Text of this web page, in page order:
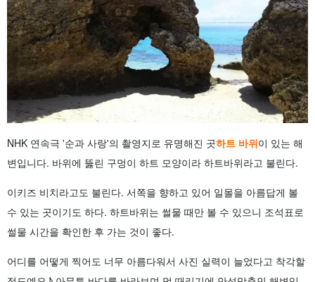
NHK 연속극 '순과 사랑'의 촬영지로 유명해진 곳하트 바위이 있는 해
변입니다. 바위에 뚫린 구멍이 하트 모양이라 하트바위라고 불린다.
이키즈 비치라고도 불린다. 서쪽을 향하고 있어 일몰을 아름답게 볼
수 있는 곳이기도 하다. 하트바위는 썰물 때만 볼 수 있으니 조석표로
썰물 시간을 확인한 후 가는 것이 좋다.
어디를 어떻게 찍어도 너무 아름다워서 사진 실력이 늘었다고 착각할